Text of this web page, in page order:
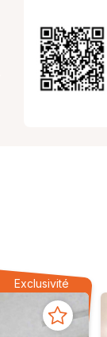
Exclusivité